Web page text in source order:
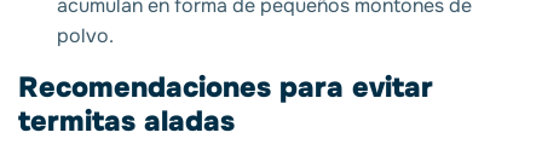
acumulan en forma de pequeños montones de
polvo.
Recomendaciones para evitar
termitas aladas